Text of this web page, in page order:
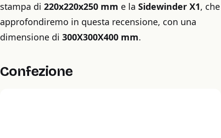
stampa di 220x220x250 mm e la Sidewinder X1, che
approfondiremo in questa recensione, con una
dimensione di 300X300X400 mm.
Confezione